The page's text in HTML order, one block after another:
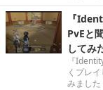
『
PvEと
してみ
『
くプレ
みました